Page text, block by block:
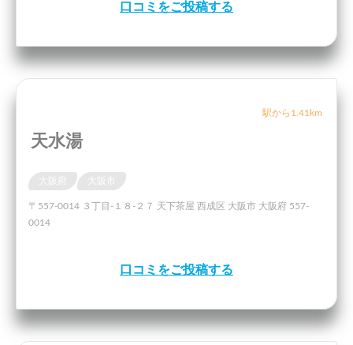
口コミをご投稿する
駅から1.41km
天水湯
〒557-0014 ３丁目-１８-２７ 天下茶屋 西成区 大阪市 大阪府 557-
0014
口コミをご投稿する